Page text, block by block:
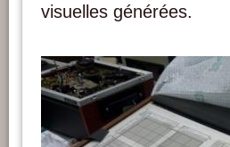
visuelles générées.